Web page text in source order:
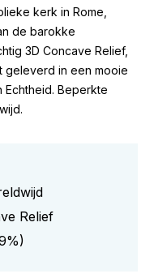
kerk in Rome,
de barokke
3D Concave Relief,
geleverd in een mooie
Echtheid. Beperkte
Relief